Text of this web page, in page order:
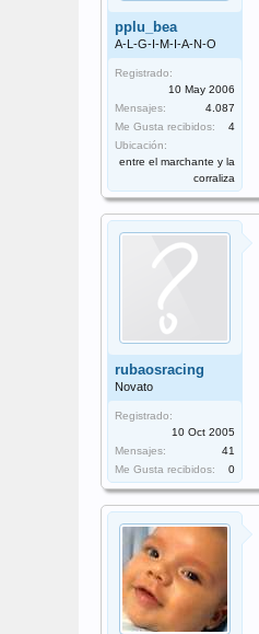
pplu_bea
A-L-G-I-M-I-A-N-O
Registrado:
10 May 2006
Mensajes:
4.087
Me Gusta recibidos:
4
Ubicación:
entre el marchante y la
corraliza
rubaosracing
Novato
Registrado:
10 Oct 2005
Mensajes:
41
Me Gusta recibidos:
0